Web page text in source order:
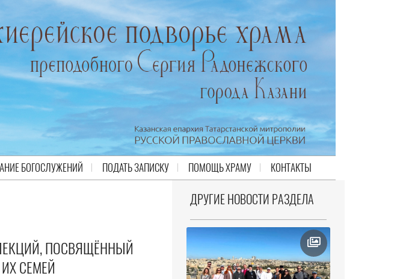
БОГОСЛУЖЕНИЙ ПОДАТЬ ЗАПИСКУ ПОМОЩЬ ХРАМУ КОНТАКТЫ
ПОСВЯЩЁННЫЙ
СЕМЕЙ
ДРУГИЕ НОВОСТИ РАЗДЕЛА